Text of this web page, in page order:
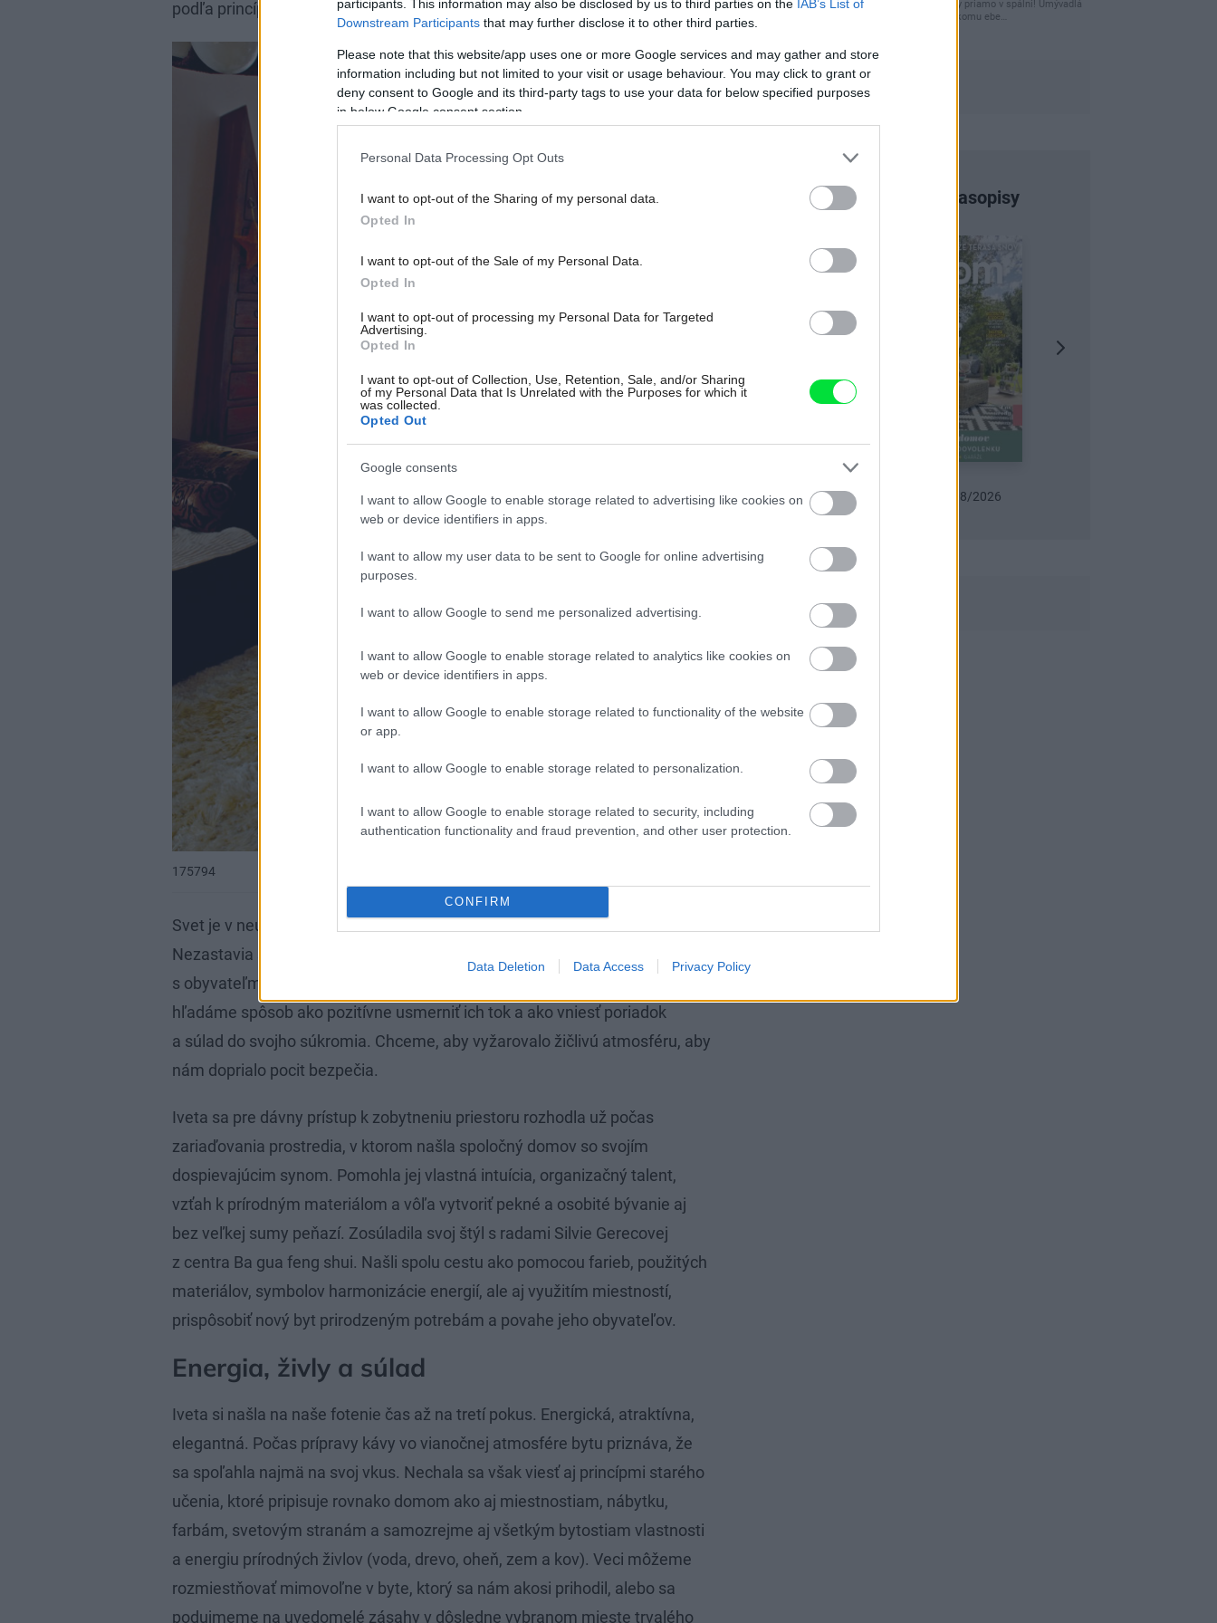
participants. This information may also be disclosed by us to third parties on the IAB’s List of
Downstream Participants that may further disclose it to other third parties.
Please note that this website/app uses one or more Google services and may gather and store
information including but not limited to your visit or usage behaviour. You may click to grant or
deny consent to Google and its third-party tags to use your data for below specified purposes
in below Google consent section.
Personal Data Processing Opt Outs
I want to opt-out of the Sharing of my personal data.
Opted In
I want to opt-out of the Sale of my Personal Data.
Opted In
I want to opt-out of processing my Personal Data for Targeted
Advertising.
Opted In
I want to opt-out of Collection, Use, Retention, Sale, and/or Sharing
of my Personal Data that Is Unrelated with the Purposes for which it
was collected.
Opted Out
Google consents
I want to allow Google to enable storage related to advertising like cookies on
web or device identifiers in apps.
I want to allow my user data to be sent to Google for online advertising
purposes.
I want to allow Google to send me personalized advertising.
I want to allow Google to enable storage related to analytics like cookies on
web or device identifiers in apps.
I want to allow Google to enable storage related to functionality of the website
or app.
I want to allow Google to enable storage related to personalization.
I want to allow Google to enable storage related to security, including
authentication functionality and fraud prevention, and other user protection.
CONFIRM
Data Deletion Data Access Privacy Policy
podľa princípov feng šuej vyhľadajú len niektorí z nás.
175794
Svet je v neustálom pohybe, víria v ňom energie, vzniká nepretržitý chaos.
Nezastavia sa ani pred dverami ľudských príbytkov. Vstupujú do nich spolu
s obyvateľmi a ich životným štýlom. A tak podvedome, niekedy aj vedome,
hľadáme spôsob ako pozitívne usmerniť ich tok a ako vniesť poriadok
a súlad do svojho súkromia. Chceme, aby vyžarovalo žičlivú atmosféru, aby
nám doprialo pocit bezpečia.
Iveta sa pre dávny prístup k zobytneniu priestoru rozhodla už počas
zariaďovania prostredia, v ktorom našla spoločný domov so svojím
dospievajúcim synom. Pomohla jej vlastná intuícia, organizačný talent,
vzťah k prírodným materiálom a vôľa vytvoriť pekné a osobité bývanie aj
bez veľkej sumy peňazí. Zosúladila svoj štýl s radami Silvie Gerecovej
z centra Ba gua feng shui. Našli spolu cestu ako pomocou farieb, použitých
materiálov, symbolov harmonizácie energií, ale aj využitím miestností,
prispôsobiť nový byt prirodzeným potrebám a povahe jeho obyvateľov.
Energia, živly a súlad
Iveta si našla na naše fotenie čas až na tretí pokus. Energická, atraktívna,
elegantná. Počas prípravy kávy vo vianočnej atmosfére bytu priznáva, že
sa spoľahla najmä na svoj vkus. Nechala sa však viesť aj princípmi starého
učenia, ktoré pripisuje rovnako domom ako aj miestnostiam, nábytku,
farbám, svetovým stranám a samozrejme aj všetkým bytostiam vlastnosti
a energiu prírodných živlov (voda, drevo, oheň, zem a kov). Veci môžeme
rozmiestňovať mimovoľne v byte, ktorý sa nám akosi prihodil, alebo sa
podujmeme na uvedomelé zásahy v dôsledne vybranom mieste trvalého
čakám kedy budú wc misy priamo v spálni! Umývadlá
už sú štandardom! Tu niekomu ebe…
Najnovšie časopisy
Môj dom 07-08/2026
Môj dom Špeciál 02/2026